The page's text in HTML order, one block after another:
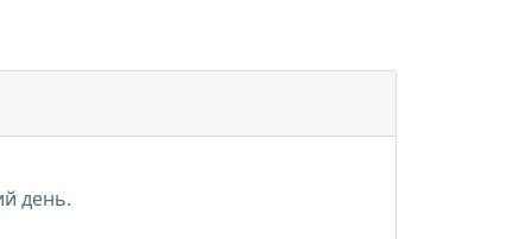
день.